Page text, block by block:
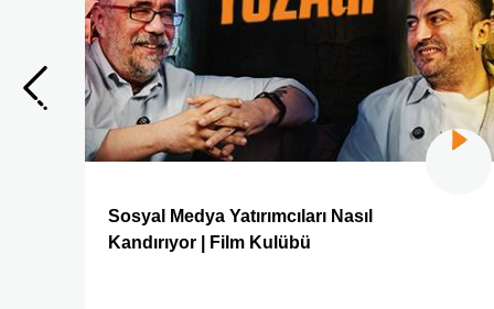
Sosyal Medya Yatırımcıları Nasıl
Kandırıyor | Film Kulübü